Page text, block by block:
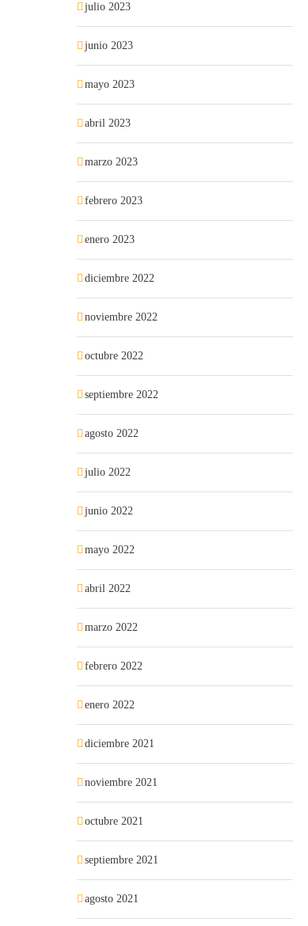
julio 2023
junio 2023
mayo 2023
abril 2023
marzo 2023
febrero 2023
enero 2023
diciembre 2022
noviembre 2022
octubre 2022
septiembre 2022
agosto 2022
julio 2022
junio 2022
mayo 2022
abril 2022
marzo 2022
febrero 2022
enero 2022
diciembre 2021
noviembre 2021
octubre 2021
septiembre 2021
agosto 2021